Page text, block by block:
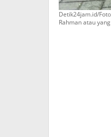
Detik24jam.id/
Rahman atau